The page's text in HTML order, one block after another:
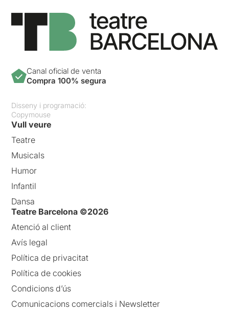
Canal oficial de venta
Compra 100% segura
Disseny i programació:
Copymouse
Vull veure
Teatre
Musicals
Humor
Infantil
Dansa
Teatre Barcelona ©2026
Atenció al client
Avís legal
Política de privacitat
Política de cookies
Condicions d’ús
Comunicacions comercials i Newsletter